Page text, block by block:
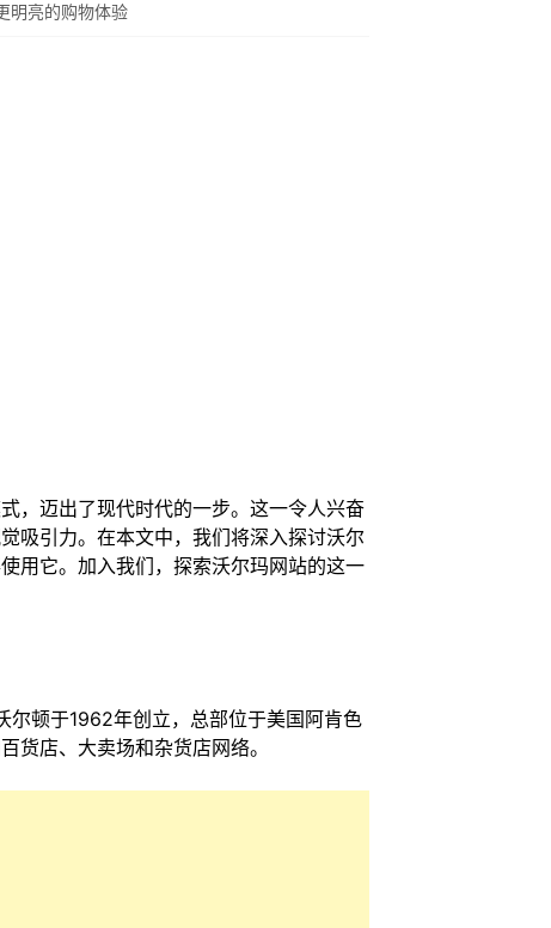
明亮的购物体验
，迈出了现代时代的一步。这一令人兴奋
吸引力。在本文中，我们将深入探讨沃尔
用它。加入我们，探索沃尔玛网站的这一
尔顿于1962年创立，总部位于美国阿肯色
货店、大卖场和杂货店网络。